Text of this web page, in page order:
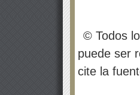
© Todos
puede ser
cite la